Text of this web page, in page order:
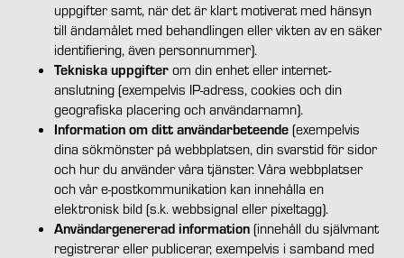
uppgifter samt, när det är klart motiverat med hänsyn
till ändamålet med behandlingen eller vikten av en säker
identifiering, även personnummer).
Tekniska uppgifter om din enhet eller internet-
anslutning (exempelvis IP-adress, cookies och din
geografiska placering och användarnamn).
Information om ditt användarbeteende (exempelvis
dina sökmönster på webbplatsen, din svarstid för sidor
och hur du använder våra tjänster. Våra webbplatser
och vår e-postkommunikation kan innehålla en
elektronisk bild (s.k. webbsignal eller pixeltagg).
Användargenererad information (innehåll du självmant
registrerar eller publicerar, exempelvis i samband med